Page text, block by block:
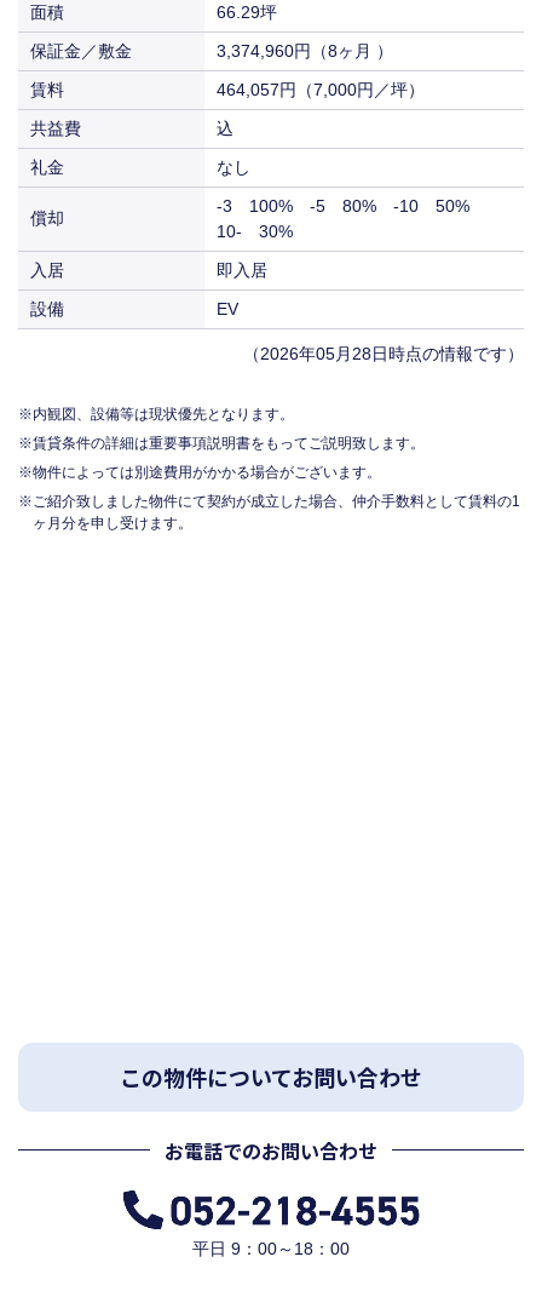
面積
66.29坪
保証金／敷金
3,374,960円（8ヶ月 ）
賃料
464,057円（7,000円／坪）
共益費
込
礼金
なし
償却
-3 100% -5 80% -10 50%
10- 30%
入居
即入居
設備
EV
（2026年05月28日時点の情報です）
内観図、設備等は現状優先となります。
賃貸条件の詳細は重要事項説明書をもってご説明致します。
物件によっては別途費用がかかる場合がございます。
ご紹介致しました物件にて契約が成立した場合、仲介手数料として賃料の1
ヶ月分を申し受けます。
この物件についてお問い合わせ
お電話でのお問い合わせ
平日 9：00～18：00